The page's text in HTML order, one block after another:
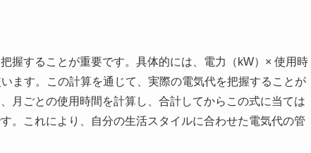
握することが重要です。具体的には、電力（kW）× 使用時
ます。この計算を通じて、実際の電気代を把握することが
月ごとの使用時間を計算し、合計してからこの式に当ては
。これにより、自分の生活スタイルに合わせた電気代の管